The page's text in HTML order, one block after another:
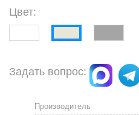
Цвет:
Задать вопрос:
Производитель